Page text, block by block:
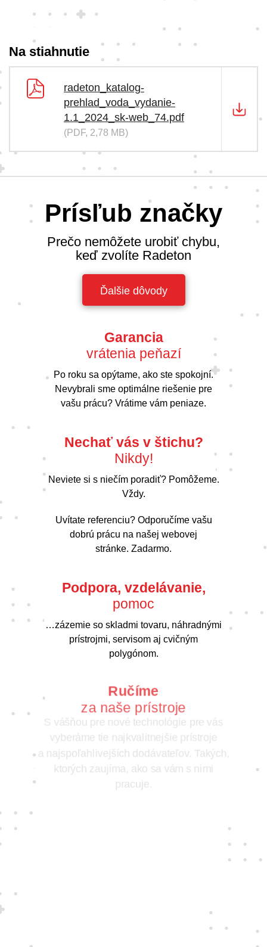
Na stiahnutie
radeton_katalog-
prehlad_voda_vydanie-
1.1_2024_sk-web_74.pdf
(PDF, 2,78 MB)
Prísľub značky
Prečo nemôžete urobiť chybu,
keď zvolíte Radeton
Ďalšie dôvody
Garancia
vrátenia peňazí
Po roku sa opýtame, ako ste spokojní.
Nevybrali sme optimálne riešenie pre
vašu prácu? Vrátime vám peniaze.
Nechať vás v štichu?
Nikdy!
Neviete si s niečím poradiť? Pomôžeme.
Vždy.
Uvítate referenciu? Odporučíme vašu
dobrú prácu na našej webovej
stránke. Zadarmo.
Podpora, vzdelávanie,
pomoc
…zázemie so skladmi tovaru, náhradnými
prístrojmi, servisom aj cvičným
polygónom.
Ručíme
za naše prístroje
vyberáme tie najkvalitnejšie prístroje
a najspoľahlivejších dodávateľov. Takých,
ktorých zaujíma, ako sa vám s nimi
pracuje.